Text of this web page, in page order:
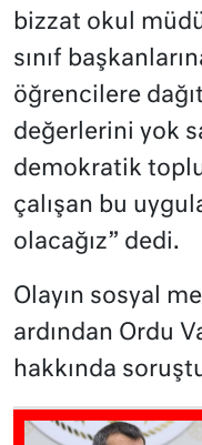
bizzat okul
sınıf
öğrencilere
değerlerini yok
demokratik
çalışan bu
olacağız” dedi.
Olayın sosyal
ardından Ordu
hakkında